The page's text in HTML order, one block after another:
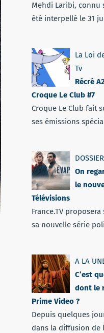
Mehdi Laribi, connu
été interpellé le 31
La Loi
Tv
Récré
Croque Le Club #7
Croque Le Club fait
ses émissions
On
le
Télévisions
France.TV
sa nouvelle série
A LA
C’est
dont le
Prime Video ?
Depuis quelques
dans la diffusion de